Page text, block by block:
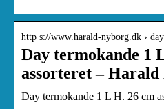
http s://www.harald-nyborg.dk ›
Day termokande 1
assorteret – Harald
Day termokande 1 L H. 26 cm